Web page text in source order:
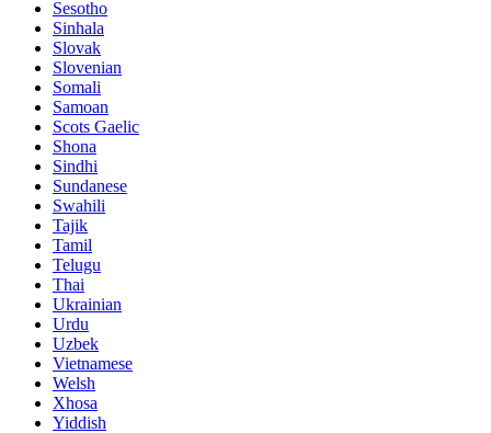
Sesotho
Sinhala
Slovak
Slovenian
Somali
Samoan
Scots Gaelic
Shona
Sindhi
Sundanese
Swahili
Tajik
Tamil
Telugu
Thai
Ukrainian
Urdu
Uzbek
Vietnamese
Welsh
Xhosa
Yiddish